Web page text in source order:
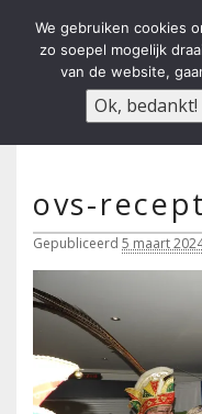
anno 1959 va
ovs-
Gepubliceerd 5 maart
We gebruiken cookies
zo soepel mogelijk
van de website,
Ok, bedankt!